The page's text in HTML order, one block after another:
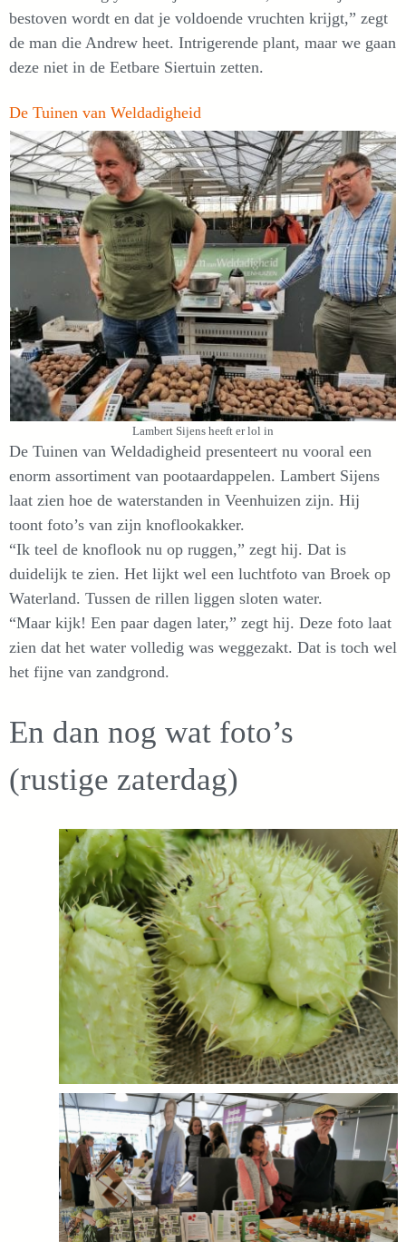
bestoven wordt en dat je voldoende vruchten krijgt,” zegt
de man die Andrew heet. Intrigerende plant, maar we gaan
deze niet in de Eetbare Siertuin zetten.
De Tuinen van Weldadigheid
Lambert Sijens heeft er lol in
De Tuinen van Weldadigheid presenteert nu vooral een
enorm assortiment van pootaardappelen. Lambert Sijens
laat zien hoe de waterstanden in Veenhuizen zijn. Hij
toont foto’s van zijn knoflookakker.
“Ik teel de knoflook nu op ruggen,” zegt hij. Dat is
duidelijk te zien. Het lijkt wel een luchtfoto van Broek op
Waterland. Tussen de rillen liggen sloten water.
“Maar kijk! Een paar dagen later,” zegt hij. Deze foto laat
zien dat het water volledig was weggezakt. Dat is toch wel
het fijne van zandgrond.
En dan nog wat foto’s
(rustige zaterdag)